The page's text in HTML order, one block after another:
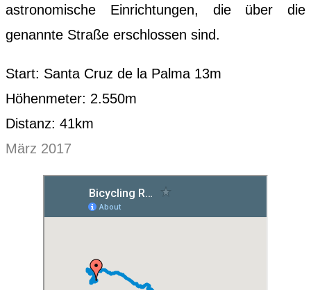
astronomische Einrichtungen, die über die
genannte Straße erschlossen sind.
Start: Santa Cruz de la Palma 13m
Höhenmeter: 2.550m
Distanz: 41km
März 2017